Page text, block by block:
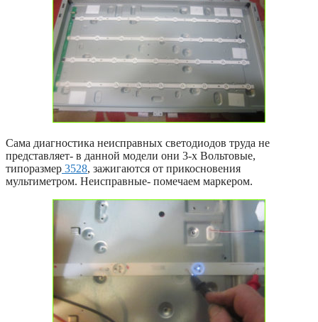
Сама диагностика неисправных светодиодов труда не
представляет- в данной модели они 3-х Вольтовые,
типоразмер 3528, зажигаются от прикосновения
мультиметром. Неисправные- помечаем маркером.